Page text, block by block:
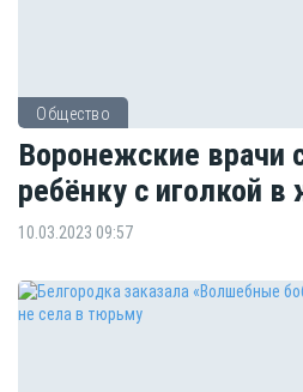
Общество
Воронежские врачи
ребёнку с иголкой
10.03.2023 09:57